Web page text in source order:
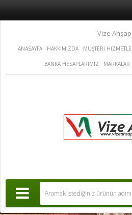
Vize Ahşap
ANASAYFA HAKKIMIZDA MÜŞTERİ
BANKA HESAPLARIMIZ MARKALAR